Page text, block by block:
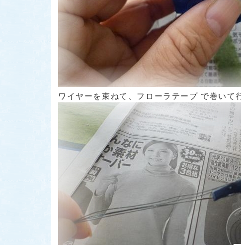
ワイヤーを束ねて、フローラテープ で巻いて